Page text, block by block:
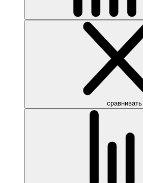
сравнивать